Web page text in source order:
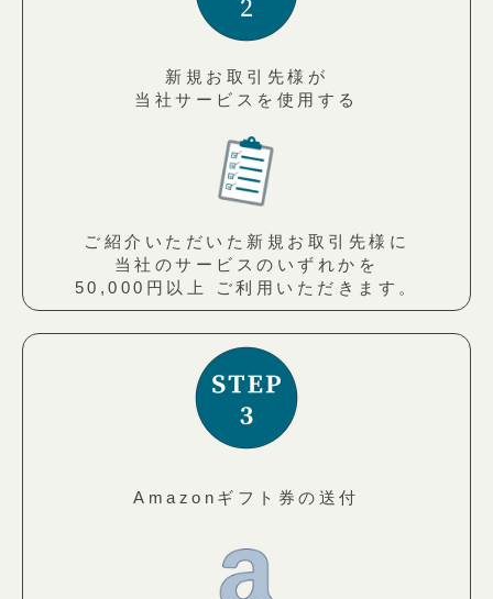
新規お取引先様が
当社サービスを使用する
ご紹介いただいた新規お取引先様に
当社のサービスのいずれかを
50,000円以上 ご利用いただきます。
Amazonギフト券の送付